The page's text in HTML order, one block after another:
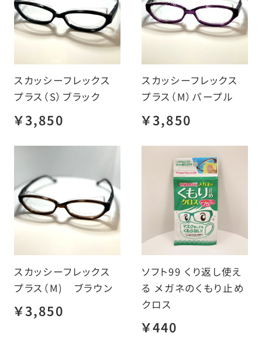
スカッシーフレックス
プラス（S）ブラック
￥3,850
スカッシーフレックス
プラス（M）パープル
￥3,850
スカッシーフレックス
プラス（M) ブラウン
￥3,850
ソフト99 くり返し使え
る メガネのくもり止め
クロス
￥440